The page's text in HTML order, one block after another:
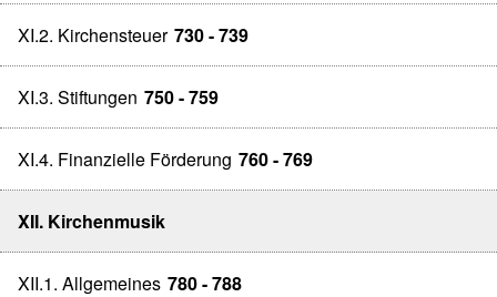
XI.2. Kirchensteuer 730 - 739
XI.3. Stiftungen 750 - 759
XI.4. Finanzielle Förderung 760 - 769
XII. Kirchenmusik
XII.1. Allgemeines 780 - 788